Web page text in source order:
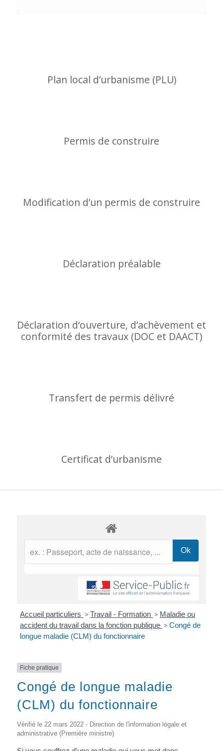
Plan local d’urbanisme (PLU)
Permis de construire
Modification d’un permis de construire
Déclaration préalable
Déclaration d‘ouverture, d’achèvement et
conformité des travaux (DOC et DAACT)
Transfert de permis délivré
Certificat d’urbanisme
Accueil particuliers > Travail - Formation > Maladie ou
accident du travail dans la fonction publique > Congé de
longue maladie (CLM) du fonctionnaire
Fiche pratique
Congé de longue maladie
(CLM) du fonctionnaire
Vérifié le 22 mars 2022 - Direction de l'information légale et
administrative (Première ministre)